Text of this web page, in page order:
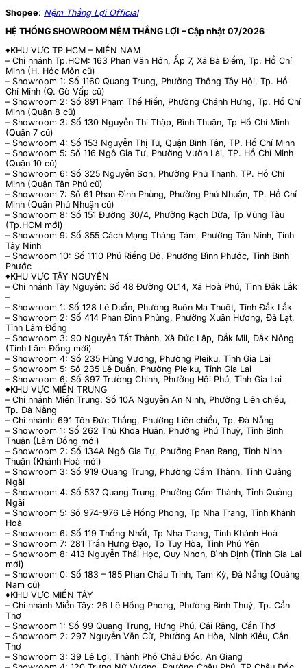
Shopee: Nệm Thắng Lợi Official
HỆ THỐNG SHOWROOM NỆM THẮNG LỢI – Cập nhật 07/2026
♦️KHU VỰC TP.HCM – MIỀN NAM
– Chi nhánh Tp.HCM: 163 Phan Văn Hớn, Ấp 7, Xã Bà Điểm, Tp. Hồ Chí
Minh (H. Hóc Môn cũ)
– Showroom 1: Số 1160 Quang Trung, Phường Thông Tây Hội, Tp. Hồ
Chí Minh (Q. Gò Vấp cũ)
– Showroom 2: Số 891 Phạm Thế Hiển, Phường Chánh Hưng, Tp. Hồ Chí
Minh (Quận 8 cũ)
– Showroom 3: Số 130 Nguyễn Thị Thập, Bình Thuận, Tp Hồ Chí Minh
(Quận 7 cũ)
– Showroom 4: Số 153 Nguyễn Thị Tú, Quận Bình Tân, TP. Hồ Chí Minh
– Showroom 5: Số 116 Ngô Gia Tự, Phường Vườn Lài, TP. Hồ Chí Minh
(Quận 10 cũ)
– Showroom 6: Số 325 Nguyễn Sơn, Phường Phú Thạnh, TP. Hồ Chí
Minh (Quận Tân Phú cũ)
– Showroom 7: Số 61 Phan Đình Phùng, Phường Phú Nhuận, TP. Hồ Chí
Minh (Quận Phú Nhuận cũ)
– Showroom 8: Số 151 Đường 30/4, Phường Rạch Dừa, Tp Vũng Tàu
(Tp.HCM mới)
– Showroom 9: Số 355 Cách Mạng Tháng Tám, Phường Tân Ninh, Tỉnh
Tây Ninh
– Showroom 10: Số 1110 Phú Riềng Đỏ, Phường Bình Phước, Tỉnh Bình
Phước
♦️KHU VỰC TÂY NGUYÊN
– Chi nhánh Tây Nguyên: Số 48 Đường QL14, Xã Hoà Phú, Tỉnh Đắk Lắk
–
– Showroom 1: Số 128 Lê Duẩn, Phường Buôn Ma Thuột, Tỉnh Đắk Lắk
– Showroom 2: Số 414 Phan Đình Phùng, Phường Xuân Hương, Đà Lạt,
Tỉnh Lâm Đồng
– Showroom 3: 90 Nguyễn Tất Thành, Xã Đức Lập, Đắk Mil, Đắk Nông
(Tỉnh Lâm Đồng mới)
– Showroom 4: Số 235 Hùng Vương, Phường Pleiku, Tỉnh Gia Lai
– Showroom 5: Số 235 Lê Duẩn, Phường Pleiku, Tỉnh Gia Lai
– Showroom 6: Số 397 Trường Chinh, Phường Hội Phú, Tỉnh Gia Lai
♦️KHU VỰC MIỀN TRUNG
– Chi nhánh Miền Trung: Số 10A Nguyễn An Ninh, Phường Liên chiểu,
Tp. Đà Nẵng
– Chi nhánh: 691 Tôn Đức Thắng, Phường Liên chiểu, Tp. Đà Nẵng
– Showroom 1: Số 262 Thủ Khoa Huân, Phường Phú Thuỷ, Tỉnh Bình
Thuận (Lâm Đồng mới)
– Showroom 2: Số 134A Ngô Gia Tự, Phưởng Phan Rang, Tỉnh Ninh
Thuận (Khánh Hoà mới)
– Showroom 3: Số 919 Quang Trung, Phường Cẩm Thành, Tỉnh Quảng
Ngãi
– Showroom 4: Số 537 Quang Trung, Phường Cẩm Thành, Tỉnh Quảng
Ngãi
– Showroom 5: Số 974-976 Lê Hồng Phong, Tp Nha Trang, Tỉnh Khánh
Hoà
– Showroom 6: Số 119 Thống Nhất, Tp Nha Trang, Tỉnh Khánh Hoà
– Showroom 7: 281 Trần Hưng Đạo, Tp Tuy Hòa, Tỉnh Phú Yên
– Showroom 8: 413 Nguyễn Thái Học, Quy Nhơn, Bình Định (Tỉnh Gia Lai
mới)
– Showroom 0: Số 183 – 185 Phan Châu Trinh, Tam Kỳ, Đà Nẵng (Quảng
Nam cũ)
♦️KHU VỰC MIỀN TÂY
– Chi nhánh Miền Tây: 26 Lê Hồng Phong, Phường Bình Thuỷ, Tp. Cần
Thơ
– Showroom 1: Số 99 Quang Trung, Hưng Phú, Cái Răng, Cần Thơ
– Showroom 2: 297 Nguyễn Văn Cừ, Phường An Hòa, Ninh Kiều, Cần
Thơ
– Showroom 3: 39 Lê Lợi, Thành Phố Châu Đốc, An Giang